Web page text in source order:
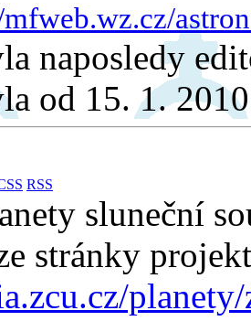
naposledy
od 15. 1.
RSS
sluneční
stránky